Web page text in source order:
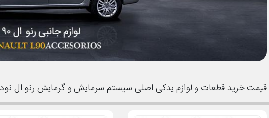
قیمت خرید قطعات و لوازم یدکی اصلی سیستم سرمایش و گرمایش رنو ال نود